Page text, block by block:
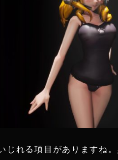
じれる項目がありますね。